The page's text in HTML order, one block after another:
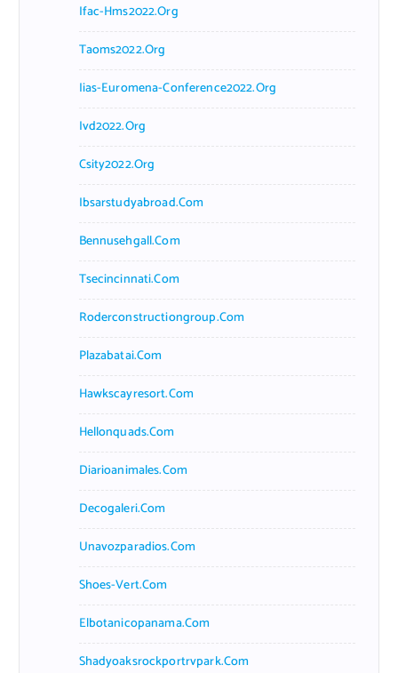
Ifac-Hms2022.org
Taoms2022.org
Iias-Euromena-Conference2022.org
Ivd2022.org
Csity2022.org
Ibsarstudyabroad.com
Bennusehgall.com
Tsecincinnati.com
Roderconstructiongroup.com
Plazabatai.com
Hawkscayresort.com
Hellonquads.com
Diarioanimales.com
Decogaleri.com
Unavozparadios.com
Shoes-Vert.com
Elbotanicopanama.com
Shadyoaksrockportrvpark.com